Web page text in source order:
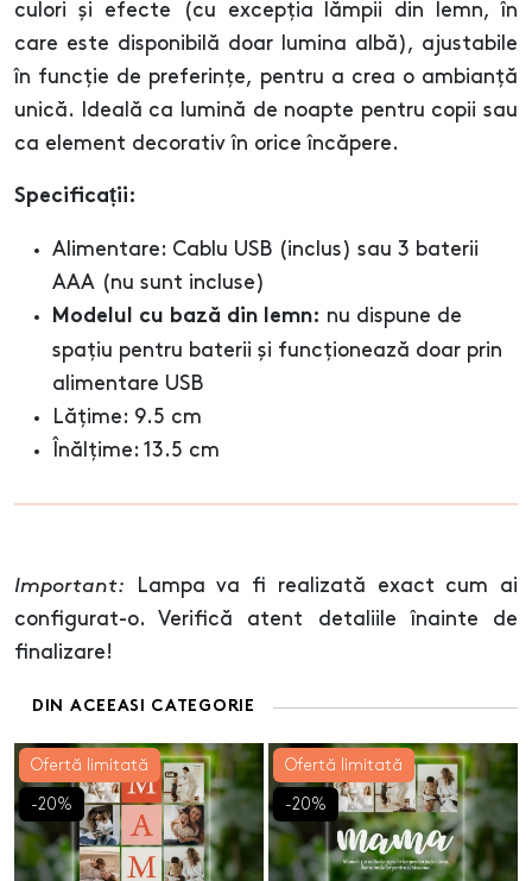
culori și efecte (cu excepția lămpii din lemn, în
care este disponibilă doar lumina albă), ajustabile
în funcție de preferințe, pentru a crea o ambianță
unică. Ideală ca lumină de noapte pentru copii sau
ca element decorativ în orice încăpere.
Specificații:
Alimentare: Cablu USB (inclus) sau 3 baterii
AAA (nu sunt incluse)
Modelul cu bază din lemn: nu dispune de
spațiu pentru baterii și funcționează doar prin
alimentare USB
Lățime: 9.5 cm
Înălțime: 13.5 cm
Important: Lampa va fi realizată exact cum ai
configurat-o. Verifică atent detaliile înainte de
finalizare!
DIN ACEEASI CATEGORIE
Ofertă limitată
-20%
Ofertă limitată
-20%